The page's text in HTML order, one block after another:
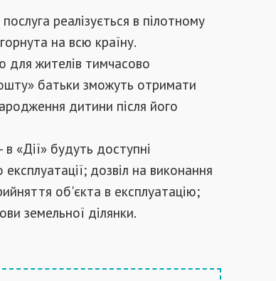
реалізується в пілотному
на всю країну.
для жителів тимчасово
батьки зможуть отримати
дитини після його
«Дії» будуть доступні
дозвіл на виконання
об'єкта в експлуатацію;
земельної ділянки.